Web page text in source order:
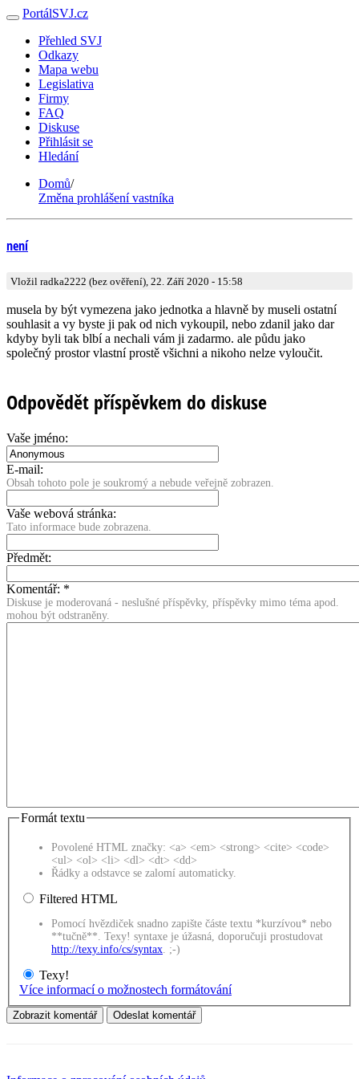
PortálSVJ.cz
Přehled SVJ
Odkazy
Mapa webu
Legislativa
Firmy
FAQ
Diskuse
Přihlásit se
Hledání
Domů/
Změna prohlášení vastníka
není
Vložil radka2222 (bez ověření), 22. Září 2020 - 15:58
musela by být vymezena jako jednotka a hlavně by museli ostatní
souhlasit a vy byste ji pak od nich vykoupil, nebo zdanil jako dar
kdyby byli tak blbí a nechali vám ji zadarmo. ale půdu jako
společný prostor vlastní prostě všichni a nikoho nelze vyloučit.
Odpovědět příspěvkem do diskuse
Vaše jméno:
E-mail:
Obsah tohoto pole je soukromý a nebude veřejně zobrazen.
Vaše webová stránka:
Tato informace bude zobrazena.
Předmět:
Komentář: *
Diskuse je moderovaná - neslušné příspěvky, příspěvky mimo téma apod.
mohou být odstraněny.
Formát textu
Povolené HTML značky: <a> <em> <strong> <cite> <code>
<ul> <ol> <li> <dl> <dt> <dd>
Řádky a odstavce se zalomí automaticky.
Filtered HTML
Pomocí hvězdiček snadno zapište částe textu *kurzívou* nebo
**tučně**. Texy! syntaxe je úžasná, doporučuji prostudovat
http://texy.info/cs/syntax . ;-)
Texy!
Více informací o možnostech formátování